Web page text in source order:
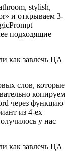
stylish,
и открываем 3-
подходящие
слов, которые
копируем
через функцию
из 4-ех
у нас